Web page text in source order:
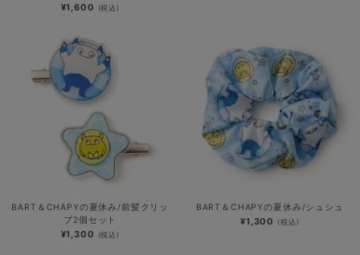
¥1,600 (税込)
BART＆CHAPYの夏休み/前髪クリッ
プ2個セット
¥1,300 (税込)
BART＆CHAPYの夏休み/シュシュ
¥1,300 (税込)